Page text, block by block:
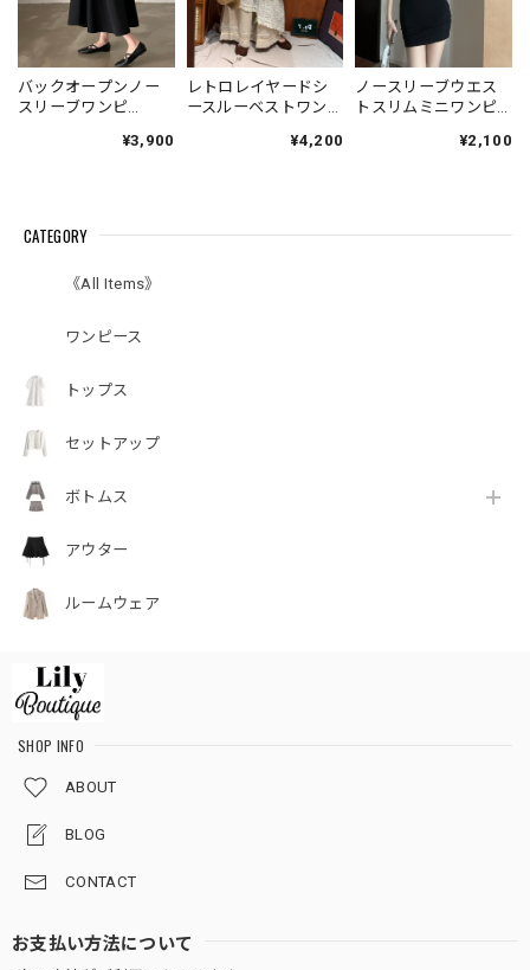
バックオープンノー
スリーブワンピ
¥3,900
レトロレイヤードシ
ースルーベストワン
¥4,200
ノースリーブウエス
トスリムミニワンピ
¥2,100
CATEGORY
《All Items》
ワンピース
トップス
セットアップ
ボトムス
アウター
ルームウェア
SHOP INFO
ABOUT
BLOG
CONTACT
お支払い方法について